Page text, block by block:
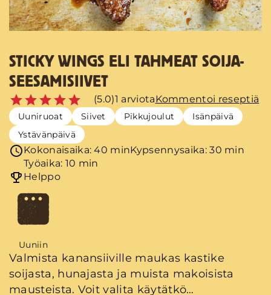
STICKY WINGS ELI TAHMEAT SOIJA-
SEESAMISIIVET
(5.0)1 arviotaKommentoi reseptiä
Uuniruoat Siivet Pikkujoulut
Isänpäivä
Ystävänpäivä
Kokonaisaika: 40 minKypsennysaika: 30 min
Työaika: 10 min
Helppo
Uuniin
Valmista kanansiiville maukas kastike
soijasta, hunajasta ja muista makoisista
mausteista. Voit valita käytätkö